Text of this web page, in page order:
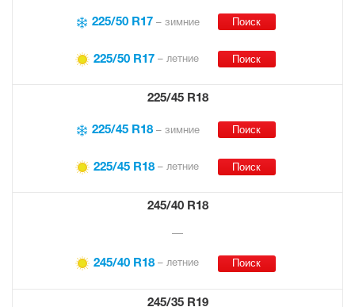
225/50 R17 – зимние
225/50 R17 – летние
225/45 R18
225/45 R18 – зимние
225/45 R18– летние
245/40 R18
—
245/40 R18– летние
245/35 R19